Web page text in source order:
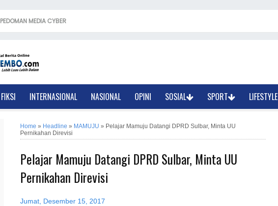
PEDOMAN MEDIA CYBER
FIKSI INTERNASIONAL NASIONAL OPINI SOSIAL SPORT LIFESTYLE
Home » Headline » MAMUJU » Pelajar Mamuju Datangi DPRD Sulbar, Minta UU
Pernikahan Direvisi
Pelajar Mamuju Datangi DPRD Sulbar, Minta UU
Pernikahan Direvisi
Jumat, Desember 15, 2017